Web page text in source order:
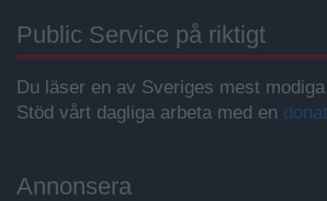
Public Service på riktigt
Du läser en av Sveriges mest
Stöd vårt dagliga arbeta med en
Annonsera